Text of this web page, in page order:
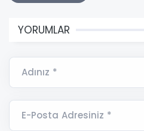
YORUMLAR
Adınız *
E-Posta Adresiniz *